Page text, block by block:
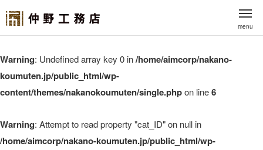
menu
Warning: Undefined array key 0 in/home/aimcorp/nakano-
koumuten.jp/public_html/wp-
content/themes/nakanokoumuten/single.phpon line6
Warning: Attempt to read property "cat_ID" on null in
/home/aimcorp/nakano-koumuten.jp/public_html/wp-